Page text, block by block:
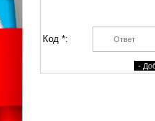
Код *: